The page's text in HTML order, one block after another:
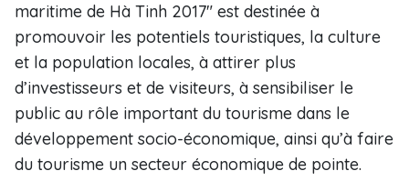
maritime de Hà Tinh 2017" est destinée à
promouvoir les potentiels touristiques, la culture
et la population locales, à attirer plus
d’investisseurs et de visiteurs, à sensibiliser le
public au rôle important du tourisme dans le
développement socio-économique, ainsi qu’à faire
du tourisme un secteur économique de pointe.